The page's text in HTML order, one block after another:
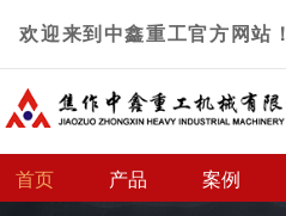
欢迎来到中鑫重工官方网站！
首页 产品 案例